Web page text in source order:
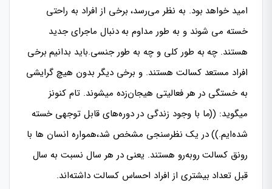
امید خواهد بود. به نظر می‌رسد، برخی از افراد به راحتی
خسته می شوند و به طور مداوم به دنبال ماجرای جدید
هستند. چه به طور کلی و چه به طور جنسی.باید بدانیم برخی
افراد مستعد کسالت هستند. و برخی دیگر بدون هیچ گرایشی
به خستگی در هر فعالیتی هیجان‌زده میشوند. تام کنونز
میگوید: ((ما با وجود زندگی در دوره‌های قابل توجهی خسته
شده‌ایم.)) در یک نظرسنجی مشخص شد،همواره انسان ها با
رونق کسالت روبه‌رو هستند. یعنی در هر سال نسبت به سال
قبل تعداد بیشتری از افراد احساس کسالت داشته‌اند.